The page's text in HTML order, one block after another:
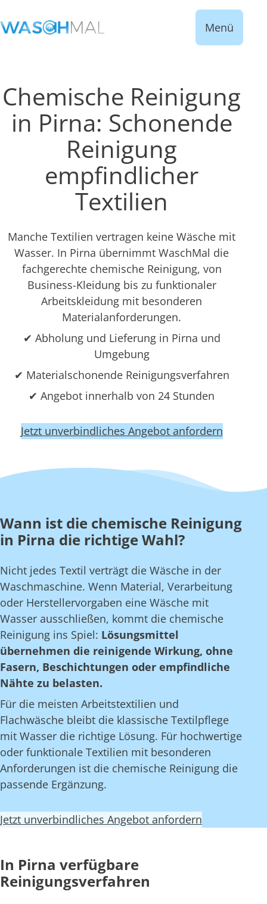
Menü
Chemische Reinigung
in Pirna: Schonende
Reinigung
empfindlicher
Textilien
Manche Textilien vertragen keine Wäsche mit
Wasser. In Pirna übernimmt WaschMal die
fachgerechte chemische Reinigung, von
Business-Kleidung bis zu funktionaler
Arbeitskleidung mit besonderen
Materialanforderungen.
✔ Abholung und Lieferung in Pirna und
Umgebung
✔ Materialschonende Reinigungsverfahren
✔ Angebot innerhalb von 24 Stunden
Jetzt unverbindliches Angebot anfordern
Wann ist die chemische Reinigung
in Pirna die richtige Wahl?
Nicht jedes Textil verträgt die Wäsche in der
Waschmaschine. Wenn Material, Verarbeitung
oder Herstellervorgaben eine Wäsche mit
Wasser ausschließen, kommt die chemische
Reinigung ins Spiel: Lösungsmittel
übernehmen die reinigende Wirkung, ohne
Fasern, Beschichtungen oder empfindliche
Nähte zu belasten.
Für die meisten Arbeitstextilien und
Flachwäsche bleibt die klassische Textilpflege
mit Wasser die richtige Lösung. Für hochwertige
oder funktionale Textilien mit besonderen
Anforderungen ist die chemische Reinigung die
passende Ergänzung.
Jetzt unverbindliches Angebot anfordern
In Pirna verfügbare
Reinigungsverfahren